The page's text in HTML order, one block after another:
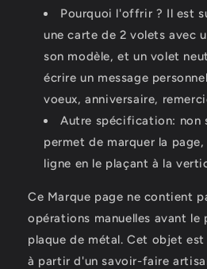
Pourquoi l'offrir ? Il est
une carte de 2 volets avec
son modèle, et un volet
écrire un message
voeux, anniversaire,
Autre spécification: non
permet de marquer la
ligne en le plaçant à la
Ce Marque page ne contient
opérations manuelles avant
plaque de métal. Cet objet
à partir d'un savoir-faire